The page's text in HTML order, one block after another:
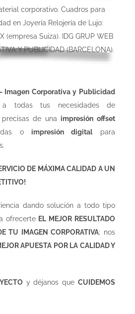
– Imagen Corporativa y Publicidad
a todas tus necesidades de
de unaimpresión offset
o impresión digitalpara
DE MÁXIMA CALIDAD A UN
dando solución a todo tipo
ofrecerte EL MEJOR RESULTADO
TU IMAGEN CORPORATIVA; nos
APUESTA POR LA CALIDAD Y
y déjanos queCUIDEMOS